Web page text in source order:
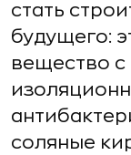
стать
будущего:
вещество
соляные